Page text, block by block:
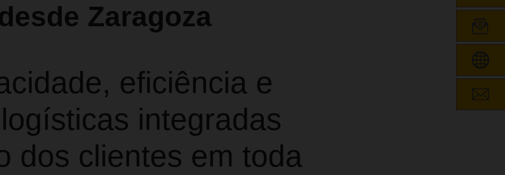
Zaragoza
eficiência e
integradas
dos clientes em toda